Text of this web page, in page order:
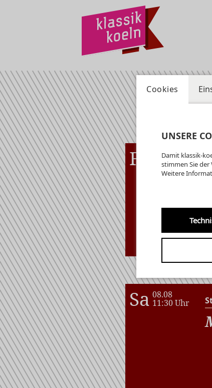
Fr 07.08
19:00 Uhr
Sa 08.08
11:30 Uhr
Cookies
UNSERE
Damit klassik-
stimmen Sie
Weitere